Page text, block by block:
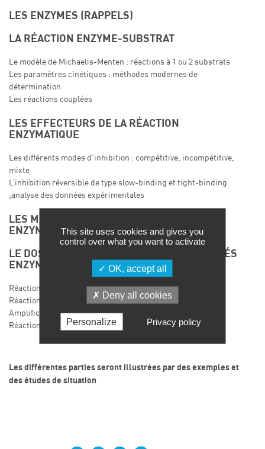
LES ENZYMES (RAPPELS)
LA RÉACTION ENZYME-SUBSTRAT
Le modèle de Michaelis-Menten : réactions à 1 ou 2 substrats
Les paramètres cinétiques : méthodes modernes de
détermination
Les réactions couplées
LES EFFECTEURS DE LA RÉACTION
ENZYMATIQUE
Les différents modes d’inhibition : compétitive, incompétitive,
mixte
L’inhibition réversible de type slow-binding et tight-binding
;analyse des données expérimentales
LES MÉTHODES D’ÉTUDE DE LA RÉACTION
ENZYMATIQUE
LE DOSAGE DES SUBSTRATS ET DES ACTIVITÉS
ENZYMATIQUES
Réactions simples
Réactions couplées
Amplification enzymatique
Réactions en cascade
Les différentes parties seront illustrées par des exemples et
des études de situation
This site uses cookies and gives you
control over what you want to activate
OK, accept all
Deny all cookies
Personalize Privacy policy